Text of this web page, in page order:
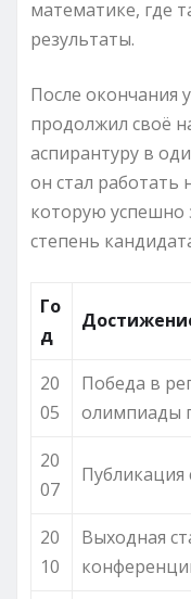
математике, где
результаты.
После окончания
продолжил своё
аспирантуру в
он стал работать
которую успешно
степень
Го
д
20
05
Победа в
олимпиады
20
07
Публикация
20
10
Выходная